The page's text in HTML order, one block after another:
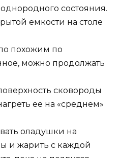
состояния.
емкости на столе
похожим по
можно продолжать
сковороды
ее на «среднем»
оладушки на
и жарить с каждой